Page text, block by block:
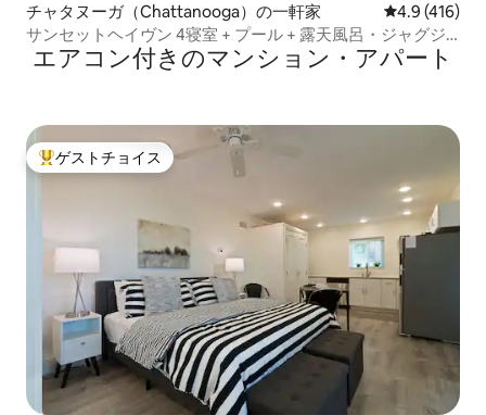
チャタヌーガ（Chattanooga）の一軒家 レビュー416
4.9 (416)
サンセットヘイヴン 4寝室 + プール + 露天風呂・ジャグジ
ー + 暖炉
エアコン付きのマンション・アパート
大好評のゲストチョイスです。
ゲストチョイス